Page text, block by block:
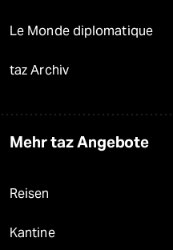
Le Monde diplomatique
taz Archiv
Mehr taz Angebote
Reisen
Kantine